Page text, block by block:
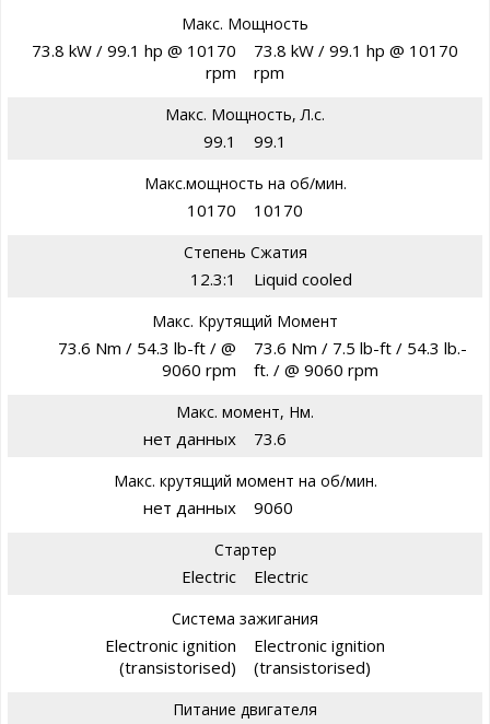
Макс. Мощность
73.8 kW / 99.1 hp @ 10170
rpm
73.8 kW / 99.1 hp @ 10170
rpm
Макс. Мощность, Л.с.
99.1 99.1
Макс.мощность на об/мин.
10170 10170
Степень Сжатия
12.3:1 Liquid cooled
Макс. Крутящий Момент
73.6 Nm / 54.3 lb-ft / @
9060 rpm
73.6 Nm / 7.5 lb-ft / 54.3 lb.-
ft. / @ 9060 rpm
Макс. момент, Нм.
нет данных 73.6
Макс. крутящий момент на об/мин.
нет данных 9060
Стартер
Electric Electric
Система зажигания
Electronic ignition
(transistorised)
Electronic ignition
(transistorised)
Питание двигателя